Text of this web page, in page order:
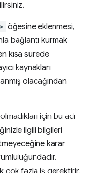
öğesine eklenmesi,
bağlantı kurmak
kısa sürede
kaynakları
olacağından
için bu adı
ilgili bilgileri
karar
çok fazla iş gerektirir.